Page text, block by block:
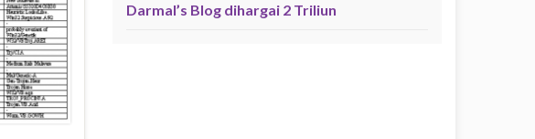
Darmal’s Blog dihargai 2 Triliun